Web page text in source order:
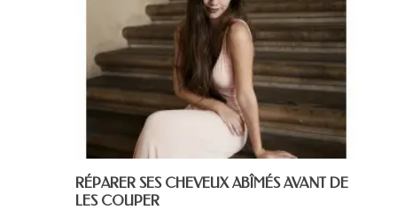
RÉPARER SES CHEVEUX ABÎMÉS AVANT DE
LES COUPER